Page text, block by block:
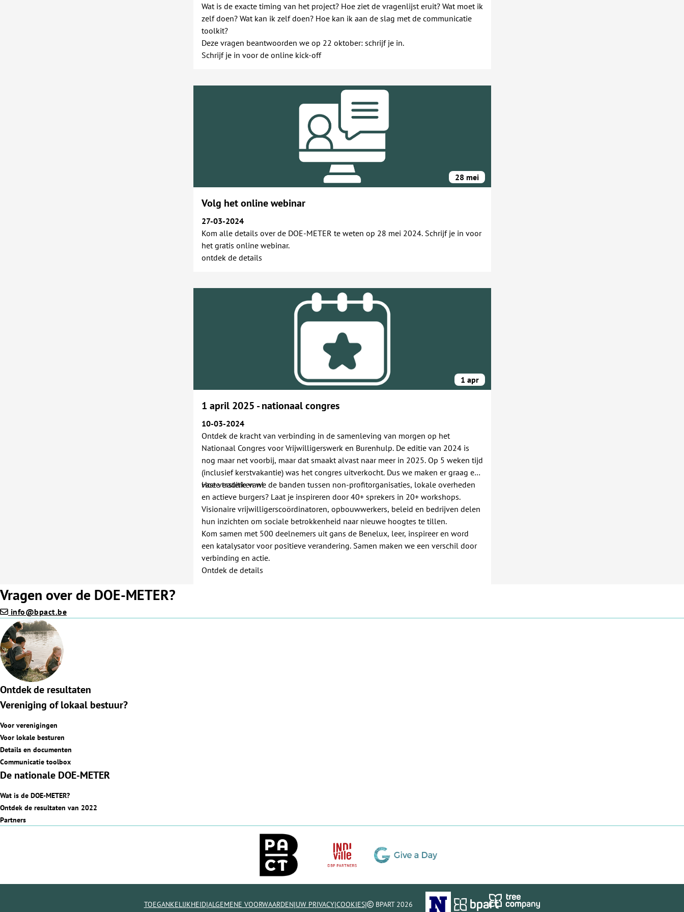
Wat is de exacte timing van het project? Hoe ziet de vragenlijst eruit? Wat moet ik
zelf doen? Wat kan ik zelf doen? Hoe kan ik aan de slag met de communicatie
toolkit?
Deze vragen beantwoorden we op 22 oktober: schrijf je in.
Schrijf je in voor de online kick-off
28 mei
Volg het online webinar
27-03-2024
Kom alle details over de DOE-METER te weten op 28 mei 2024. Schrijf je in voor
het gratis online webinar.
ontdek de details
1 apr
1 april 2025 - nationaal congres
10-03-2024
Ontdek de kracht van verbinding in de samenleving van morgen op het
Nationaal Congres voor Vrijwilligerswerk en Burenhulp. De editie van 2024 is
nog maar net voorbij, maar dat smaakt alvast naar meer in 2025. Op 5 weken tijd
(inclusief kerstvakantie) was het congres uitverkocht. Dus we maken er graag een
vaste traditie van!
Hoe versterken we de banden tussen non-profitorganisaties, lokale overheden
en actieve burgers? Laat je inspireren door 40+ sprekers in 20+ workshops.
Visionaire vrijwilligerscoördinatoren, opbouwwerkers, beleid en bedrijven delen
hun inzichten om sociale betrokkenheid naar nieuwe hoogtes te tillen.
Kom samen met 500 deelnemers uit gans de Benelux, leer, inspireer en word
een katalysator voor positieve verandering. Samen maken we een verschil door
verbinding en actie.
Ontdek de details
Vragen over de DOE-METER?
info@bpact.be
Ontdek de resultaten
Vereniging of lokaal bestuur?
Voor verenigingen
Voor lokale besturen
Details en documenten
Communicatie toolbox
De nationale DOE-METER
Wat is de DOE-METER?
Ontdek de resultaten van 2022
Partners
TOEGANKELIJKHEID|ALGEMENE VOORWAARDEN|UW PRIVACY|COOKIES| BPART 2026